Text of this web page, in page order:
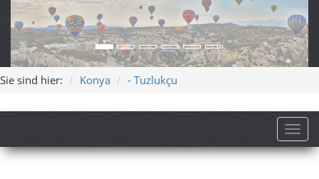
Sie sind hier: Konya - Tuzlukçu